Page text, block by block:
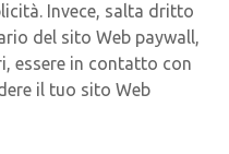
Invece, salta dritto
del sito Web paywall,
essere in contatto con
il tuo sito Web